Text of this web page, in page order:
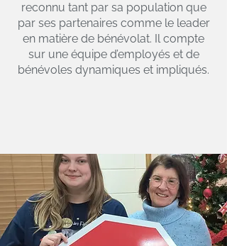
reconnu tant par sa population que
par ses partenaires comme le leader
en matière de bénévolat. Il compte
sur une équipe d’employés et de
bénévoles dynamiques et impliqués.